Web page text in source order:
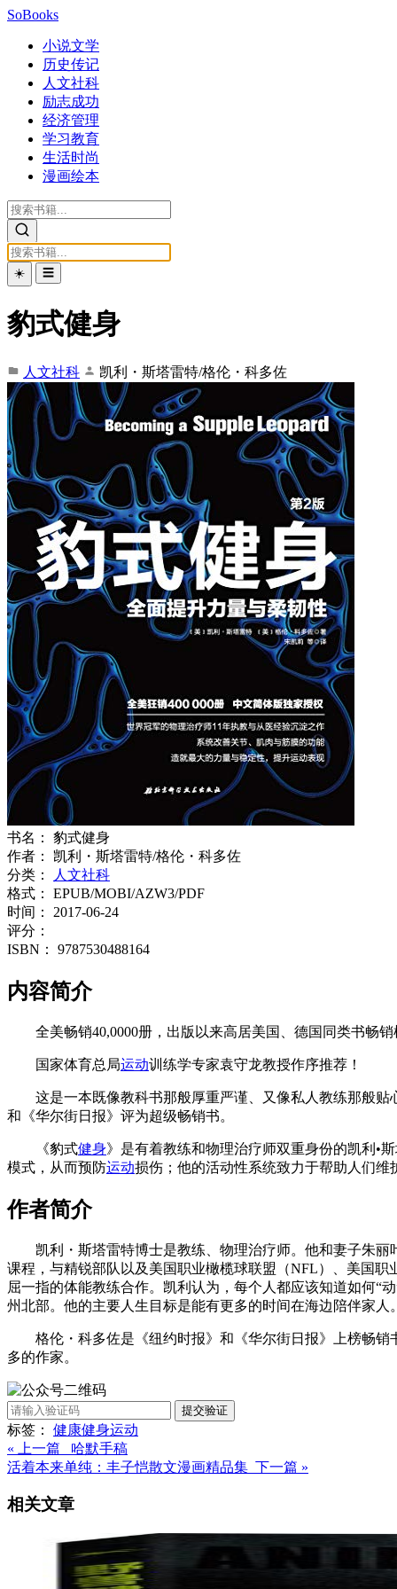
SoBooks
小说文学
历史传记
人文社科
励志成功
经济管理
学习教育
生活时尚
漫画绘本
☀️ ☰
豹式健身
人文社科 凯利・斯塔雷特/格伦・科多佐
书名：
豹式健身
作者：
凯利・斯塔雷特/格伦・科多佐
分类：
人文社科
格式：
EPUB/MOBI/AZW3/PDF
时间：
2017-06-24
评分：
ISBN：
9787530488164
内容简介
全美畅销40,0000册，出版以来高居美国、德国同类书畅
国家体育总局运动训练学专家袁守龙教授作序推荐！
这是一本既像教科书那般厚重严谨、又像私人教练那般贴
和《华尔街日报》评为超级畅销书。
《豹式健身》是有着教练和物理治疗师双重身份的凯利•
模式，从而预防运动损伤；他的活动性系统致力于帮助人们
作者简介
凯利・斯塔雷特博士是教练、物理治疗师。他和妻子朱丽
课程，与精锐部队以及美国职业橄榄球联盟（NFL）、美国
屈一指的体能教练合作。凯利认为，每个人都应该知道如何
州北部。他的主要人生目标是能有更多的时间在海边陪伴家人
格伦・科多佐是《纽约时报》和《华尔街日报》上榜畅
多的作家。
提交验证
标签： 健康健身运动
« 上一篇 哈默手稿
活着本来单纯：丰子恺散文漫画精品集 下一篇 »
相关文章